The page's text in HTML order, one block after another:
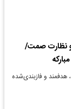
و نظارت صمت/
و فازبندی‌شده